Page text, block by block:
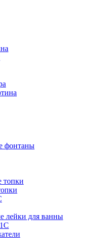
фонтаны
топки
лейки для ванны